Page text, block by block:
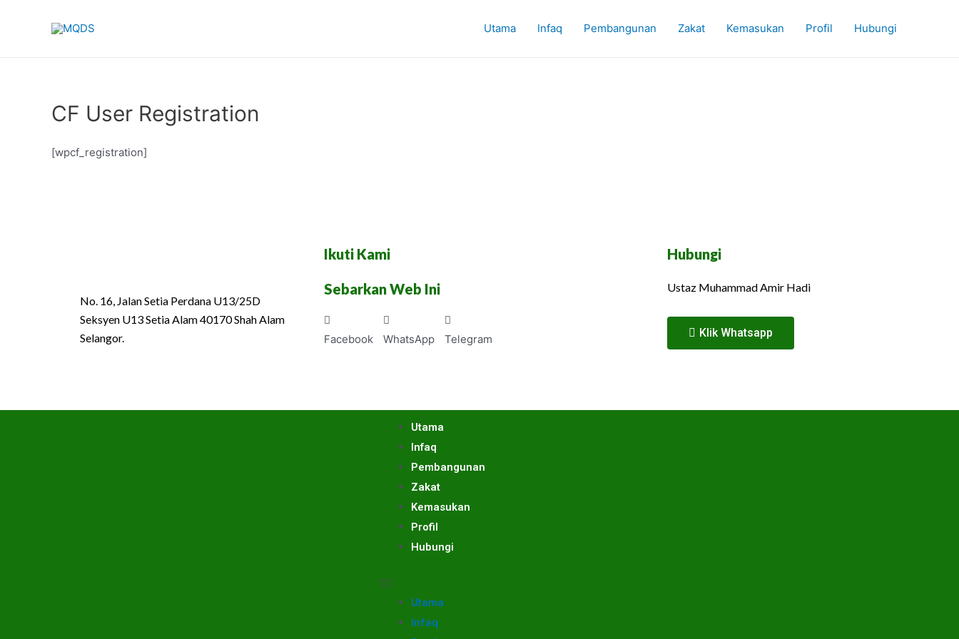
Utama Infaq Pembangunan Zakat Kemasukan Profil Hubungi
CF User Registration
[wpcf_registration]
No. 16, Jalan Setia Perdana U13/25D
Seksyen U13 Setia Alam 40170 Shah Alam
Selangor.
Ikuti Kami
Sebarkan Web Ini
Facebook WhatsApp Telegram
Hubungi
Ustaz Muhammad Amir Hadi
Klik Whatsapp
Utama
Infaq
Pembangunan
Zakat
Kemasukan
Profil
Hubungi
Utama
Infaq